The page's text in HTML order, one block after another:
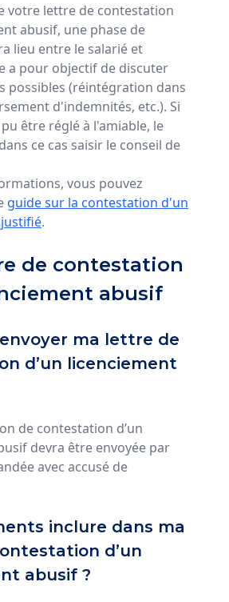
votre lettre de contestation
abusif, une phase de
lieu entre le salarié et
a pour objectif de discuter
possibles (réintégration dans
d'indemnités, etc.). Si
être réglé à l'amiable, le
ce cas saisir le conseil de
vous pouvez
guide sur la contestation d'un
.
de contestation
abusif
ma lettre de
d’un licenciement
de contestation d’un
devra être envoyée par
avec accusé de
inclure dans ma
d’un
abusif ?